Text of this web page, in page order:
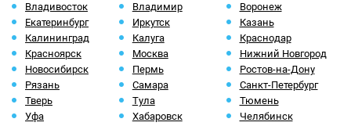
Владивосток Владимир
Воронеж
Екатеринбург
Иркутск
Казань
Калининград
Калуга
Краснодар
Красноярск
Москва
Нижний Новгород
Новосибирск
Пермь
Ростов-на-Дону
Рязань
Самара
Санкт-Петербург
Тверь
Тула
Тюмень
Уфа
Хабаровск Челябинск